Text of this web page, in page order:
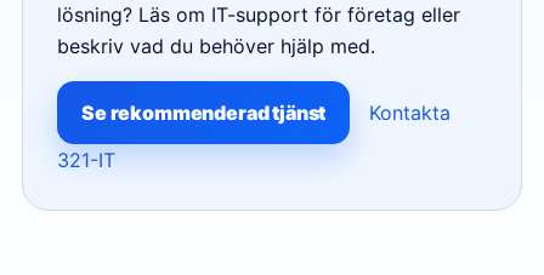
lösning? Läs om IT-support för företag eller
beskriv vad du behöver hjälp med.
Se rekommenderad tjänst
Kontakta
321-IT